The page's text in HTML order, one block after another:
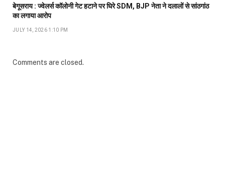
बेगूसराय : ज्वेलर्स कॉलोनी गेट हटाने पर घिरे SDM, BJP नेता ने दलालों से सांठगांठ
का लगाया आरोप
JULY 14, 2026 1:10 PM
Comments are closed.